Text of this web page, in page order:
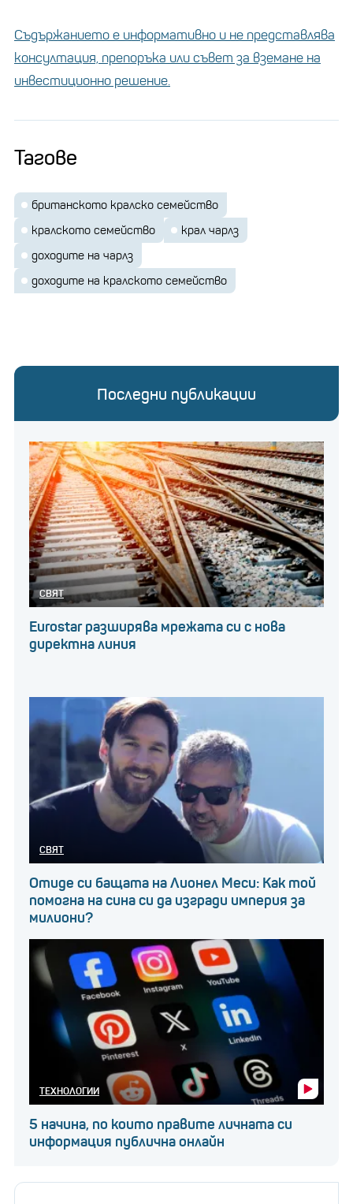
Съдържанието е информативно и не представлява
консултация, препоръка или съвет за вземане на
инвестиционно решение.
Тагове
британското кралско семейство
кралското семейство
крал чарлз
доходите на чарлз
доходите на кралското семейство
Последни публикации
СВЯТ
Eurostar разширява мрежата си с нова
директна линия
СВЯТ
Отиде си бащата на Лионел Меси: Как той
помогна на сина си да изгради империя за
милиони?
ТЕХНОЛОГИИ
5 начина, по които правите личната си
информация публична онлайн